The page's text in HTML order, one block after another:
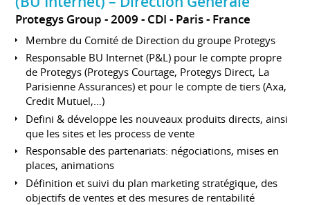
Protegys Group 2009 CDI Paris France
Membre du Comité de Direction du groupe Protegys
Responsable BU Internet (P&L) pour le compte propre
de Protegys (Protegys Courtage, Protegys Direct, La
Parisienne Assurances) et pour le compte de tiers (Axa,
Credit Mutuel,…)
Defini & développe les nouveaux produits directs, ainsi
que les sites et les process de vente
Responsable des partenariats: négociations, mises en
places, animations
Définition et suivi du plan marketing stratégique, des
objectifs de ventes et des mesures de rentabilité